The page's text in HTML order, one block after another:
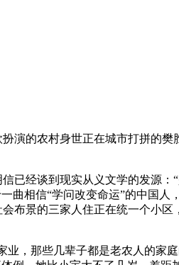
的农村身世正在城市打拼的樊
经谈到现实从义文学的发源：
曲相信“学问改变命运”的中国人
布景的三家人住正在统一个小区
，那些几辈子都是老农人的家